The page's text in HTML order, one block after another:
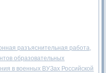
разъяснительная работа,
образовательных
в военных ВУЗах Российской